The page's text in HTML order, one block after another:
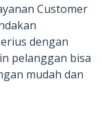
Customer
dengan
pelanggan bisa
mudah dan